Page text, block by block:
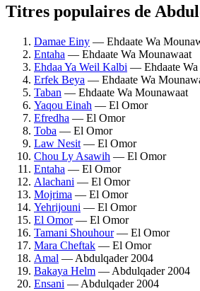
Titres populaires de
Damae Einy — Ehdaate Wa
Entaha — Ehdaate Wa Mounawaat
Ehdaa Ya Weil Kalbi — Ehdaate Wa
Erfek Beya — Ehdaate Wa
Taban — Ehdaate Wa Mounawaat
Yaqou Einah — El Omor
Efredha — El Omor
Toba — El Omor
Law Nesit — El Omor
Chou Ly Asawih — El Omor
Entaha — El Omor
Alachani — El Omor
Mojrima — El Omor
Yehrijouni — El Omor
El Omor— El Omor
Tamani Shouhour— El Omor
Mara Cheftak — El Omor
Amal — Abdulqader 2004
Bakaya Helm — Abdulqader 2004
Ensani — Abdulqader 2004